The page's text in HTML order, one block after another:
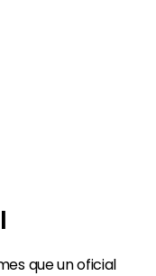
que un oficial